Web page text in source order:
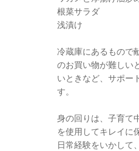
根菜サラダ
浅漬け
冷蔵庫にあるもので
のお買い物が難しい
いときなど、サポー
す。
身の回りは、子育て
を使用してキレイに
日常経験をいかして